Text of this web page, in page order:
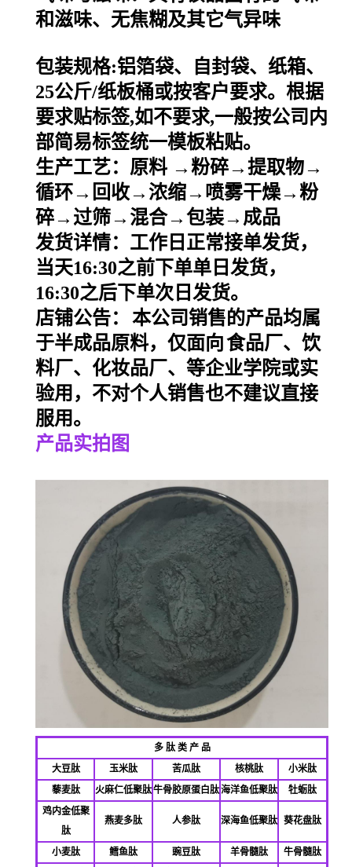
和滋味、无焦糊及其它气异味
包装规格:铝箔袋、自封袋、纸箱、
25公斤/纸板桶或按客户要求。根据
要求贴标签,如不要求,一般按公司内
部简易标签统一模板粘贴。
生产工艺：原料 →粉碎→提取物→
循环→回收→浓缩→喷雾干燥→粉
碎→过筛→混合→包装→成品
发货详情：工作日正常接单发货，
当天16:30之前下单单日发货，
16:30之后下单次日发货。
店铺公告：
本公司销售的产品均属
于半成品原料，仅面向食品厂、饮
料厂、化妆品厂、等企业学院或实
验用，不对个人销售也不建议直接
服用。
产品实拍图
多 肽 类 产 品
大豆肽
玉米肽 苦瓜肽 核桃肽
小米肽
藜麦肽
火麻仁低聚肽牛骨胶原蛋白肽海洋鱼低聚肽
牡蛎肽
鸡内金低聚
肽
燕麦多肽 人参肽 深海鱼低聚肽 葵花盘肽
小麦肽 鳕鱼肽 豌豆肽 羊骨髓肽
牛骨髓肽